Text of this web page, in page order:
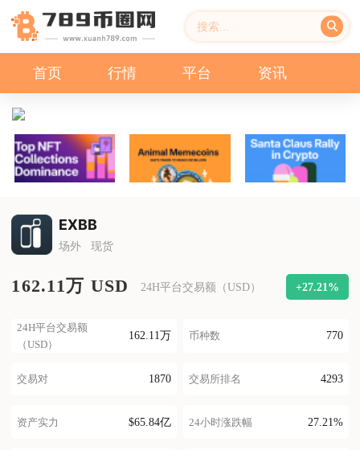
首页 行情 平台 资讯
EXBB
场外 现货
162.11万 USD 24H平台交易额（USD） +27.21%
24H平台交易额
（USD）
162.11万 币种数 770
交易对 1870 交易所排名 4293
资产实力 $65.84亿 24小时涨跌幅 27.21%